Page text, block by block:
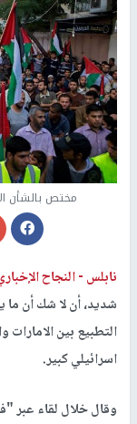
مختص بالشأن
نابلس -النجاح
شديد، أن لا شك أن ما
التطبيع بين
اسرائيلي كبير.
وقال خلال لقاء عبر